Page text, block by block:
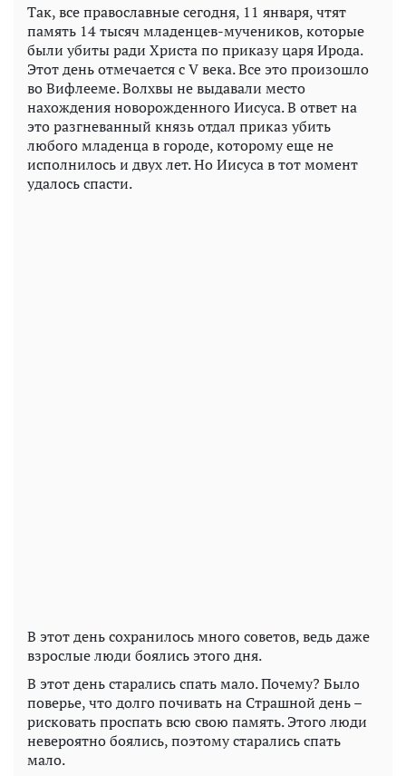
Так, все православные сегодня, 11 января, чтят
память 14 тысяч младенцев-мучеников, которые
были убиты ради Христа по приказу царя Ирода.
Этот день отмечается с V века. Все это произошло
во Вифлееме. Волхвы не выдавали место
нахождения новорожденного Иисуса. В ответ на
это разгневанный князь отдал приказ убить
любого младенца в городе, которому еще не
исполнилось и двух лет. Но Иисуса в тот момент
удалось спасти.
В этот день сохранилось много советов, ведь даже
взрослые люди боялись этого дня.
В этот день старались спать мало. Почему? Было
поверье, что долго почивать на Страшной день –
рисковать проспать всю свою память. Этого люди
невероятно боялись, поэтому старались спать
мало.